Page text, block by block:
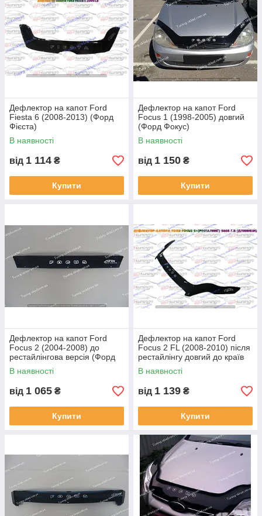
Дефлектор на капот Ford
Fiesta 6 (2008-2013) (Форд
Фієста)
В наявності
від 1 114 ₴
Купити
Дефлектор на капот Ford
Focus 1 (1998-2005) довгий
(Форд Фокус)
В наявності
від 1 150 ₴
Купити
Дефлектор на капот Ford
Focus 2 (2004-2008) до
рестайлінгова версія (Форд
Фокус)
В наявності
від 1 065 ₴
Купити
Дефлектор на капот Ford
Focus 2 FL (2008-2010) після
рестайлінгу довгий до країв
капота (Форд Фокус)
В наявності
від 1 139 ₴
Купити